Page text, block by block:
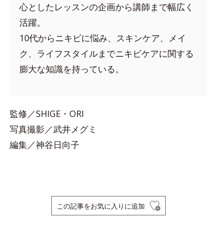
心としたレッスンの企画から講師まで幅広く
活躍。
10代からニキビに悩み、スキンケア、メイ
ク、ライフスタイルまでニキビケアに関する
膨大な知識を持っている。
監修／SHIGE・ORI
写真撮影／武井メグミ
編集／神谷日向子
この記事をお気に入りに追加